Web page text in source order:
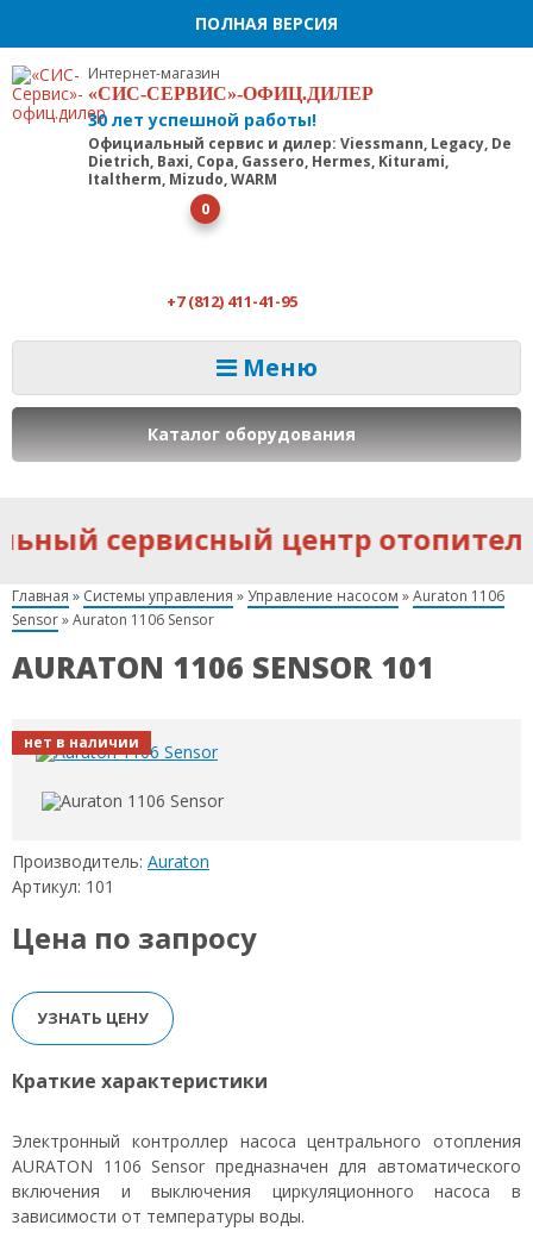
ПОЛНАЯ ВЕРСИЯ
Интернет-магазин
«СИС-СЕРВИС»-ОФИЦ.ДИЛЕР
30 лет успешной работы!
Официальный сервис и дилер: Viessmann, Legacy, De
Dietrich, Baxi, Copa, Gassero, Hermes, Kiturami,
Italtherm, Mizudo, WARM
0
+7 (812) 411-41-95
Меню
Каталог оборудования
сервисный центр
Главная » Системы управления »Управление насосом »Auraton 1106
Sensor»Auraton 1106 Sensor
AURATON 1106 SENSOR 101
нет в наличии
Производитель: Auraton
Артикул: 101
Цена по запросу
УЗНАТЬ ЦЕНУ
Краткие характеристики
Электронный контроллер насоса центрального отопления
АURATON 1106 Sensor предназначен для автоматического
включения и выключения циркуляционного насоса в
зависимости от температуры воды.